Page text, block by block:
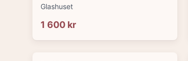
Glashuset
1 600 kr